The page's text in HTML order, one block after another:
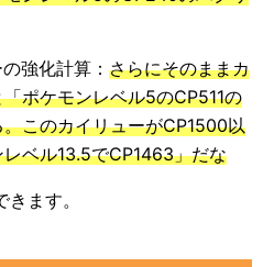
強化計算：さらにそのままカ
ポケモンレベル5のCP511の
このカイリューがCP1500以
ベル13.5でCP1463」だな
ます。